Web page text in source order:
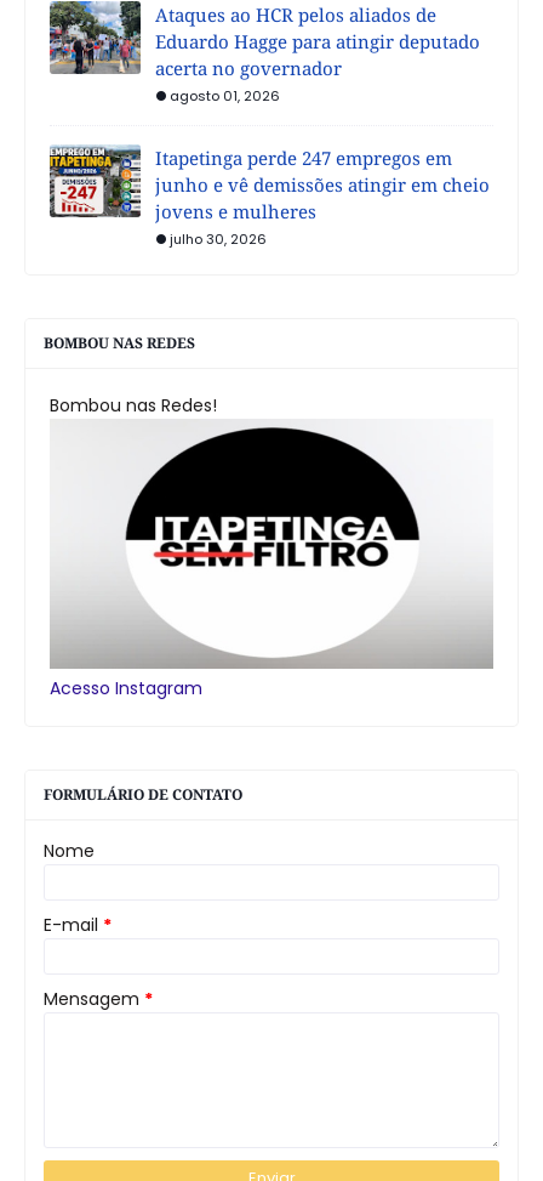
Ataques ao HCR pelos aliados de
Eduardo Hagge para atingir deputado
acerta no governador
agosto 01, 2026
Itapetinga perde 247 empregos em
junho e vê demissões atingir em cheio
jovens e mulheres
julho 30, 2026
BOMBOU NAS REDES
Bombou nas Redes!
Acesso Instagram
FORMULÁRIO DE CONTATO
Nome
E-mail *
Mensagem *